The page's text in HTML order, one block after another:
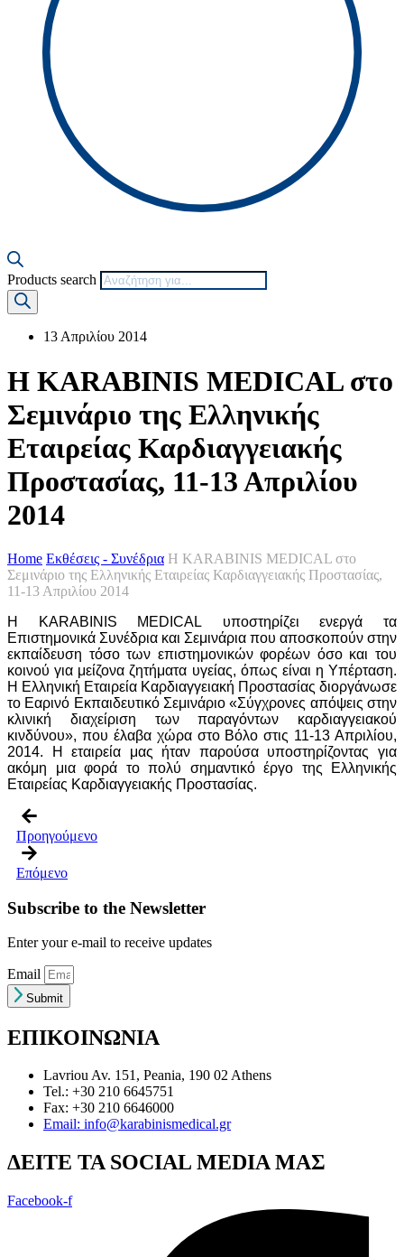
Products search
13 Απριλίου 2014
Η KARABINIS MEDICAL στο
Σεμινάριο της Ελληνικής
Εταιρείας Καρδιαγγειακής
Προστασίας, 11-13 Απριλίου
2014
Home Εκθέσεις - Συνέδρια Η KARABINIS MEDICAL στο
Σεμινάριο της Ελληνικής Εταιρείας Καρδιαγγειακής Προστασίας,
11-13 Απριλίου 2014
Η KARABINIS MEDICAL υποστηρίζει ενεργά τα
Επιστημονικά Συνέδρια και Σεμινάρια που αποσκοπούν στην
εκπαίδευση τόσο των επιστημονικών φορέων όσο και του
κοινού για μείζονα ζητήματα υγείας, όπως είναι η Υπέρταση.
Η Ελληνική Εταιρεία Καρδιαγγειακή Προστασίας διοργάνωσε
το Εαρινό Εκπαιδευτικό Σεμινάριο «Σύγχρονες απόψεις στην
κλινική διαχείριση των παραγόντων καρδιαγγειακού
κινδύνου», που έλαβα χώρα στο Βόλο στις 11-13 Απριλίου,
2014. Η εταιρεία μας ήταν παρούσα υποστηρίζοντας για
ακόμη μια φορά το πολύ σημαντικό έργο της Ελληνικής
Εταιρείας Καρδιαγγειακής Προστασίας.
Προηγούμενο
Επόμενο
Subscribe to the Newsletter
Enter your e-mail to receive updates
Email
Submit
ΕΠΙΚΟΙΝΩΝΙΑ
Lavriou Av. 151, Peania, 190 02 Athens
Tel.: +30 210 6645751
Fax: +30 210 6646000
Email: info@karabinismedical.gr
ΔEITE TA SOCIAL MEDIA ΜΑΣ
Facebook-f